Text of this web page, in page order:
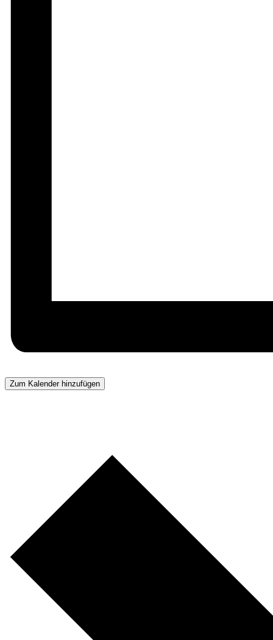
Zum Kalender hinzufügen